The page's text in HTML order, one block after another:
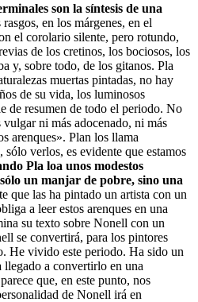
son la síntesis de una
rasgos, en los márgenes, en el
el corolario silente, pero rotundo,
de los cretinos, los bociosos, los
y, sobre todo, de los gitanos. Pla
muertas pintadas, no hay
de su vida, los luminosos
de resumen de todo el periodo. No
ni más adocenado, ni más
arenques». Plan los llama
verlos, es evidente que estamos
Pla loa unos modestos
un manjar de pobre, sino una
que las ha pintado un artista con un
a leer estos arenques en una
su texto sobre Nonell con un
se convertirá, para los pintores
He vivido este periodo. Ha sido un
llegado a convertirlo en una
que, en este punto, nos
de Nonell irá en